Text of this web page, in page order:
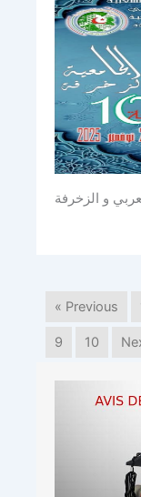
و الزخرفة
« Previous
9 10